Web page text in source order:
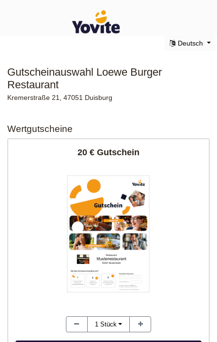
Deutsch
Gutscheinauswahl Loewe Burger
Restaurant
Kremerstraße 21, 47051 Duisburg
Wertgutscheine
20 € Gutschein
1 Stück